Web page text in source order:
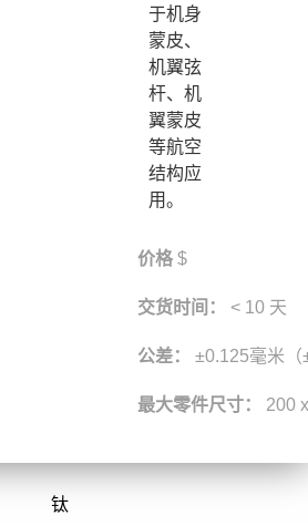
钛
于机身
蒙皮、
机翼弦
杆、机
翼蒙皮
等航空
结构应
用。
价格 $
交货时间： < 10 天
公差： ±0.125毫米（
最大零件尺寸： 200